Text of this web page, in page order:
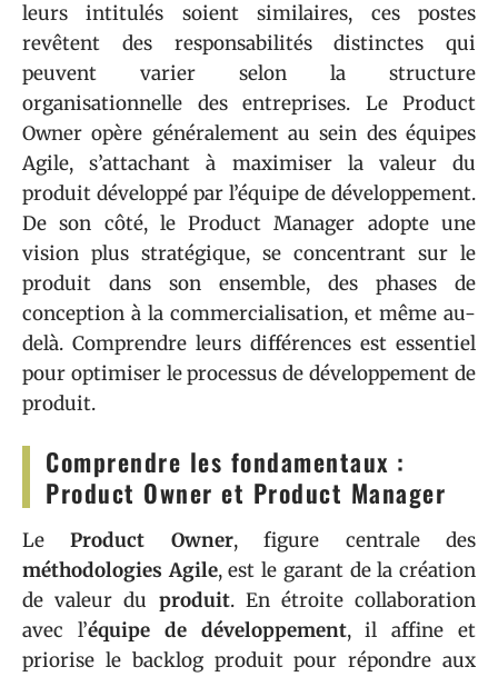
leurs intitulés soient similaires, ces postes
revêtent des responsabilités distinctes qui
peuvent varier selon la structure
organisationnelle des entreprises. Le Product
Owner opère généralement au sein des équipes
Agile, s’attachant à maximiser la valeur du
produit développé par l’équipe de développement.
De son côté, le Product Manager adopte une
vision plus stratégique, se concentrant sur le
produit dans son ensemble, des phases de
conception à la commercialisation, et même au-
delà. Comprendre leurs différences est essentiel
pour optimiser le processus de développement de
produit.
Comprendre les fondamentaux :
Product Owner et Product Manager
LeProduct Owner, figure centrale des
méthodologies Agile, est le garant de la création
de valeur du produit. En étroite collaboration
avec l’équipe de développement, il affine et
priorise le backlog produit pour répondre aux